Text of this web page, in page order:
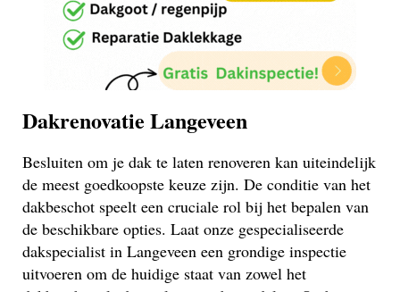
Dakrenovatie Langeveen
Besluiten om je dak te laten renoveren kan uiteindelijk
de meest goedkoopste keuze zijn. De conditie van het
dakbeschot speelt een cruciale rol bij het bepalen van
de beschikbare opties. Laat onze gespecialiseerde
dakspecialist in Langeveen een grondige inspectie
uitvoeren om de huidige staat van zowel het